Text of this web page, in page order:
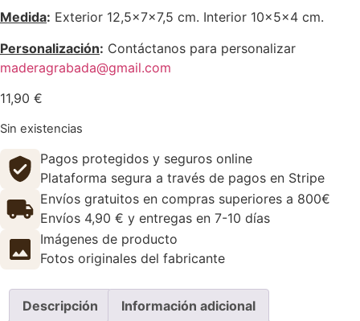
Medida: Exterior 12,5x7x7,5 cm. Interior 10x5x4 cm.
Personalización: Contáctanos para personalizar
maderagrabada@gmail.com
11,90 €
Sin existencias
Pagos protegidos y seguros online
Plataforma segura a través de pagos en Stripe
Envíos gratuitos en compras superiores a 800€
Envíos 4,90 € y entregas en 7-10 días
Imágenes de producto
Fotos originales del fabricante
Descripción Información adicional